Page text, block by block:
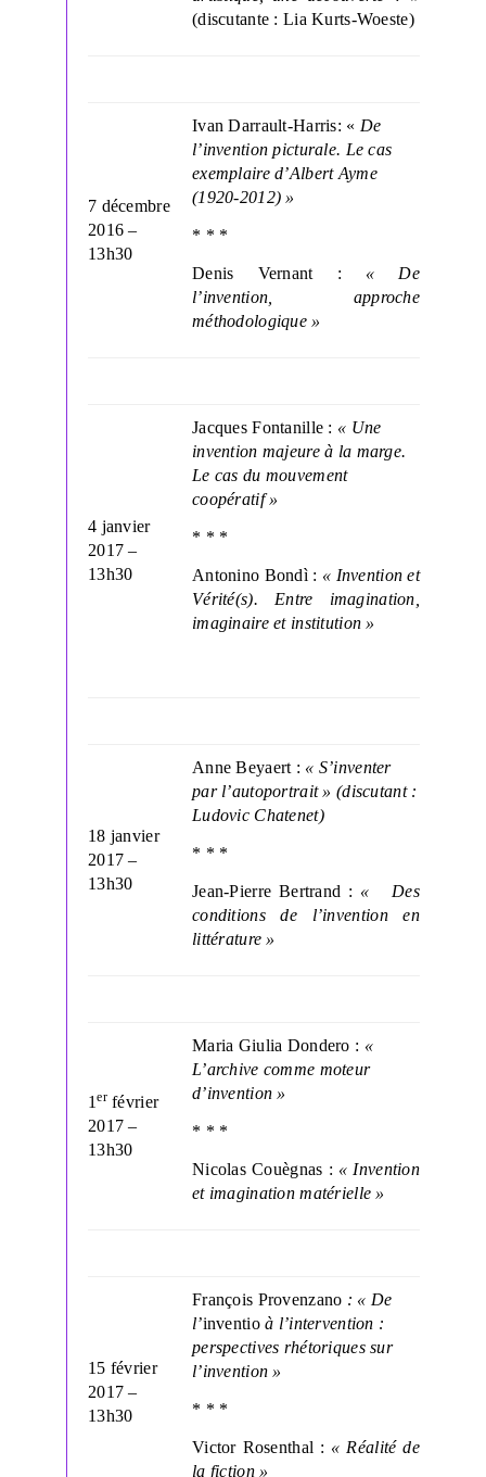
(discutante : Lia Kurts-Woeste)
7 décembre
2016 –
13h30
Ivan Darrault-Harris: « De
l’invention picturale. Le cas
exemplaire d’Albert Ayme
(1920-2012) »
* * *
Denis Vernant : « De
l’invention, approche
méthodologique »
4 janvier
2017 –
13h30
Jacques Fontanille : « Une
invention majeure à la marge.
Le cas du mouvement
coopératif »
* * *
Antonino Bondì : « Invention et
Vérité(s). Entre imagination,
imaginaire et institution »
18 janvier
2017 –
13h30
Anne Beyaert : « S’inventer
par l’autoportrait » (discutant :
Ludovic Chatenet)
* * *
Jean-Pierre Bertrand : « Des
conditions de l’invention en
littérature »
1erfévrier
2017 –
13h30
Maria Giulia Dondero : «
L’archive comme moteur
d’invention »
* * *
Nicolas Couègnas : « Invention
et imagination matérielle »
15 février
2017 –
13h30
François Provenzano : « De
l’inventioà l’intervention :
perspectives rhétoriques sur
l’invention »
* * *
Victor Rosenthal : « Réalité de
la fiction »